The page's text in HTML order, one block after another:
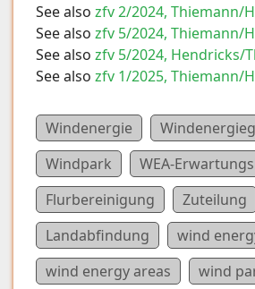
See also zfv 2/2024, Thiemann/
See also zfv 5/2024, Thiemann/
See also zfv 5/2024, Hendricks/
See also zfv 1/2025, Thiemann/
Windenergie
Windpark
WEA-
Flurbereinigung
Zuteilung
Landabfindung
wind
wind energy areas
wind